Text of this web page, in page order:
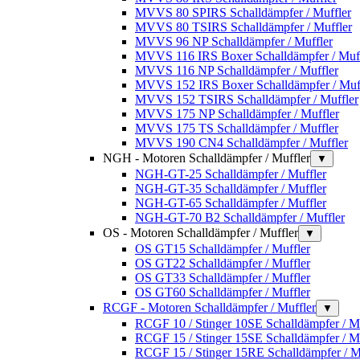
MVVS 80 SPIRS Schalldämpfer / Muffler
MVVS 80 TSIRS Schalldämpfer / Muffler
MVVS 96 NP Schalldämpfer / Muffler
MVVS 116 IRS Boxer Schalldämpfer /
MVVS 116 NP Schalldämpfer / Muffler
MVVS 152 IRS Boxer Schalldämpfer /
MVVS 152 TSIRS Schalldämpfer / Muffler
MVVS 175 NP Schalldämpfer / Muffler
MVVS 175 TS Schalldämpfer / Muffler
MVVS 190 CN4 Schalldämpfer / Muffler
NGH - Motoren Schalldämpfer / Muffler
▼
NGH-GT-25 Schalldämpfer / Muffler
NGH-GT-35 Schalldämpfer / Muffler
NGH-GT-65 Schalldämpfer / Muffler
NGH-GT-70 B2 Schalldämpfer / Muffler
OS - Motoren Schalldämpfer / Muffler
▼
OS GT15 Schalldämpfer / Muffler
OS GT22 Schalldämpfer / Muffler
OS GT33 Schalldämpfer / Muffler
OS GT60 Schalldämpfer / Muffler
RCGF - Motoren Schalldämpfer / Muffler
▼
RCGF 10 / Stinger 10SE Schalldämpfer /
RCGF 15 / Stinger 15SE Schalldämpfer /
RCGF 15 / Stinger 15RE Schalldämpfer /